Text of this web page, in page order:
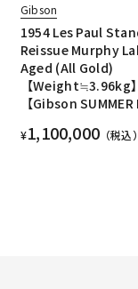
Gibson
1954 Les Paul
Reissue Murphy
Aged (All Gold)
【Weight≒3.96kg】
【Gibson SUMMER
¥1,100,000（税込）